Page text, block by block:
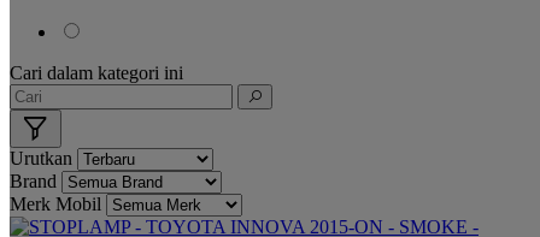
Cari dalam kategori ini
Urutkan
Brand
Merk Mobil